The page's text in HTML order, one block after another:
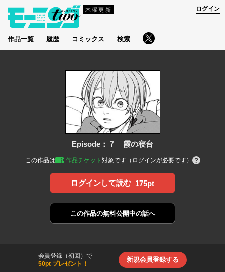
木曜更新
作品一覧 履歴 コミックス 検索
ログイン
Episode：７ 霞の寝台
この作品は 作品チケット 対象です（ログインが必要です）
ログインして読む 175pt
この作品の無料公開中の話へ
会員登録（初回）で
50pt プレゼント！
新規会員登録する